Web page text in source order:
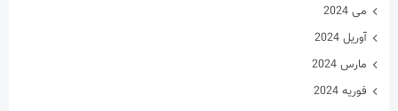
دسامبر 2023
نوامبر 2023
اکتبر 2023